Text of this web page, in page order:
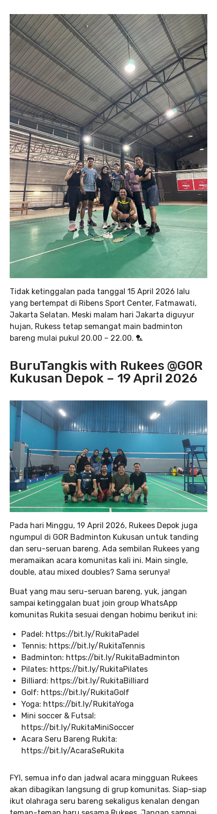
Tidak ketinggalan pada tanggal 15 April 2026 lalu
yang bertempat di Ribens Sport Center, Fatmawati,
Jakarta Selatan. Meski malam hari Jakarta diguyur
hujan, Rukess tetap semangat main badminton
bareng mulai pukul 20.00 – 22.00. 🏸
BuruTangkis with Rukees @GOR
Kukusan Depok – 19 April 2026
Pada hari Minggu, 19 April 2026, Rukees Depok juga
ngumpul di GOR Badminton Kukusan untuk tanding
dan seru-seruan bareng. Ada sembilan Rukees yang
meramaikan acara komunitas kali ini. Main single,
double, atau mixed doubles? Sama serunya!
Buat yang mau seru-seruan bareng, yuk, jangan
sampai ketinggalan buat join group WhatsApp
komunitas Rukita sesuai dengan hobimu berikut ini:
Padel: https://bit.ly/RukitaPadel
Tennis: https://bit.ly/RukitaTennis
Badminton: https://bit.ly/RukitaBadminton
Pilates: https://bit.ly/RukitaPilates
Billiard: https://bit.ly/RukitaBilliard
Golf: https://bit.ly/RukitaGolf
Yoga: https://bit.ly/RukitaYoga
Mini soccer & Futsal:
https://bit.ly/RukitaMiniSoccer
Acara Seru Bareng Rukita:
https://bit.ly/AcaraSeRukita
FYI, semua info dan jadwal acara mingguan Rukees
akan dibagikan langsung di grup komunitas. Siap-siap
ikut olahraga seru bareng sekaligus kenalan dengan